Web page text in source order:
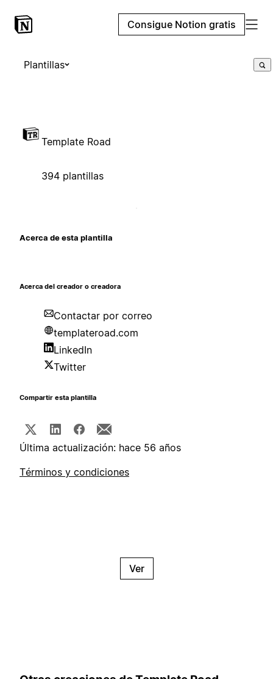
Consigue Notion gratis
Plantillas
Template Road
394 plantillas
Acerca de esta plantilla
Acerca del creador o creadora
Contactar por correo
templateroad.com
LinkedIn
Twitter
Compartir esta plantilla
Última actualización: hace 56 años
Términos y condiciones
Ver